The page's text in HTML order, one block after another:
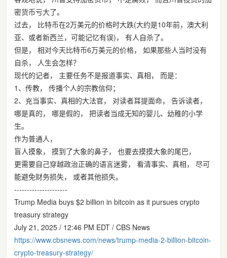
密货币亏大了。
过去， 比特币在2万美元的价格时大跌(大约是10年前，澳大利
亚、或者新西兰，可能记忆有误)， 有人自杀了。
但是， 相对今天比特币6万美元的价格， 如果那些人当时没有
自杀， 人生会怎样？
现代的记者， 主要任务不是报道事实、真相， 而是：
1、传教， 传播个人的宗教信仰；
2、充当事实、真相的大法官， 对读者耳提面命， 告诉读者，
哪是真的， 哪是假的， 把读者当成无知的婴儿、幼稚的小学
生。
作为普通人，
盲人摸象， 摸到了大象的鼻子， 也要去摸摸大象的尾巴，
更需要自己穿越政治正确的语言迷雾， 看清事实、真相， 尽可
能避免财务损失， 或者其他损失。
---------------------
Trump Media buys $2 billion in bitcoin as it pursues crypto
treasury strategy
July 21, 2025 / 12:46 PM EDT / CBS News
https://www.cbsnews.com/news/trump-media-2-billion-bitcoin-
crypto-treasury-strategy/